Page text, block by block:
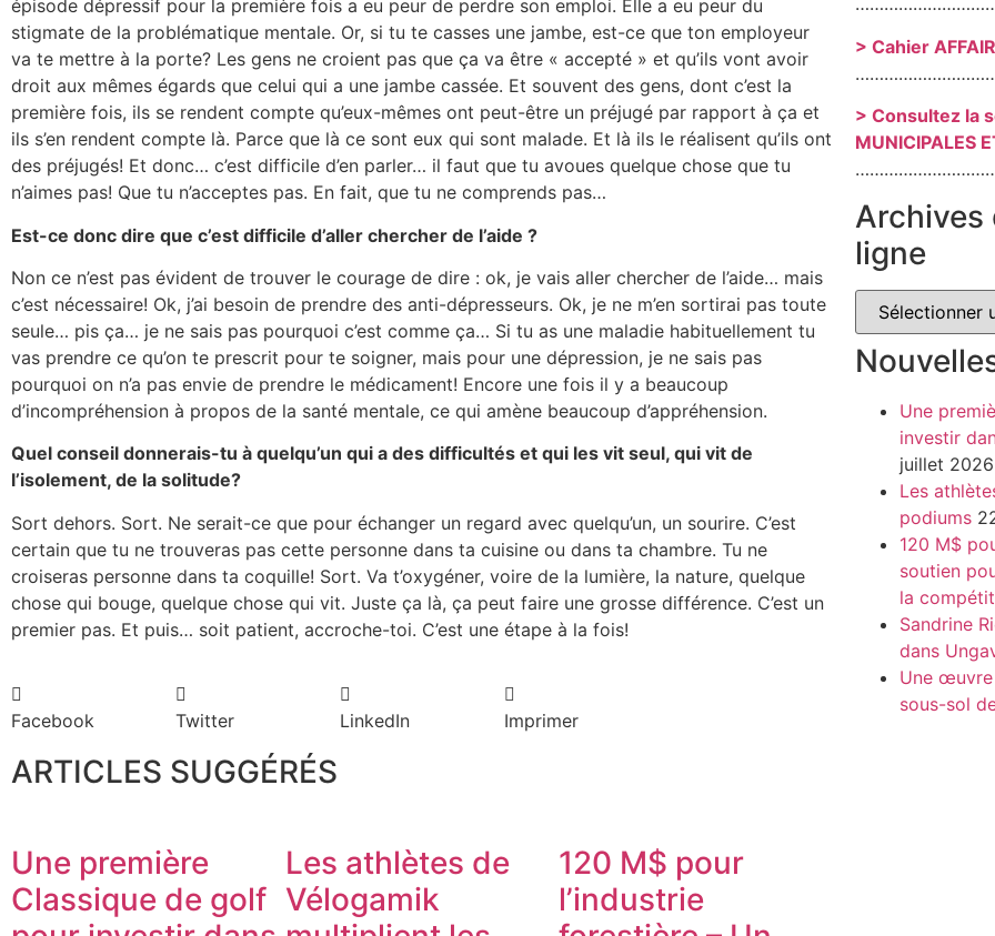
épisode dépressif pour la première fois a eu peur de perdre son emploi. Elle a eu peur du
stigmate de la problématique mentale. Or, si tu te casses une jambe, est-ce que ton employeur
va te mettre à la porte? Les gens ne croient pas que ça va être « accepté » et qu’ils vont avoir
droit aux mêmes égards que celui qui a une jambe cassée. Et souvent des gens, dont c’est la
première fois, ils se rendent compte qu’eux-mêmes ont peut-être un préjugé par rapport à ça et
ils s’en rendent compte là. Parce que là ce sont eux qui sont malade. Et là ils le réalisent qu’ils ont
des préjugés! Et donc… c’est difficile d’en parler… il faut que tu avoues quelque chose que tu
n’aimes pas! Que tu n’acceptes pas. En fait, que tu ne comprends pas…
Est-ce donc dire que c’est difficile d’aller chercher de l’aide ?
Non ce n’est pas évident de trouver le courage de dire : ok, je vais aller chercher de l’aide… mais
c’est nécessaire! Ok, j’ai besoin de prendre des anti-dépresseurs. Ok, je ne m’en sortirai pas toute
seule… pis ça… je ne sais pas pourquoi c’est comme ça… Si tu as une maladie habituellement tu
vas prendre ce qu’on te prescrit pour te soigner, mais pour une dépression, je ne sais pas
pourquoi on n’a pas envie de prendre le médicament! Encore une fois il y a beaucoup
d’incompréhension à propos de la santé mentale, ce qui amène beaucoup d’appréhension.
Quel conseil donnerais-tu à quelqu’un qui a des difficultés et qui les vit seul, qui vit de
l’isolement, de la solitude?
Sort dehors. Sort. Ne serait-ce que pour échanger un regard avec quelqu’un, un sourire. C’est
certain que tu ne trouveras pas cette personne dans ta cuisine ou dans ta chambre. Tu ne
croiseras personne dans ta coquille! Sort. Va t’oxygéner, voire de la lumière, la nature, quelque
chose qui bouge, quelque chose qui vit. Juste ça là, ça peut faire une grosse différence. C’est un
premier pas. Et puis… soit patient, accroche-toi. C’est une étape à la fois!
Facebook Twitter LinkedIn Imprimer
ARTICLES SUGGÉRÉS
Une première
Classique de golf
Les athlètes de
Vélogamik
120 M$ pour
l’industrie
> Cahier
> Consultez la
MUNICIPALES
Archives
ligne
Une
investir
juillet 2026
Les
podiums
120 M$
soutien
la
Sandrine
dans
Une
sous-sol